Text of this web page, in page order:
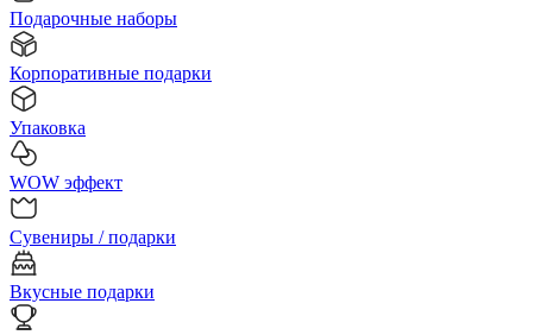
Подарочные наборы
Корпоративные подарки
Упаковка
WOW эффект
Сувениры / подарки
Вкусные подарки